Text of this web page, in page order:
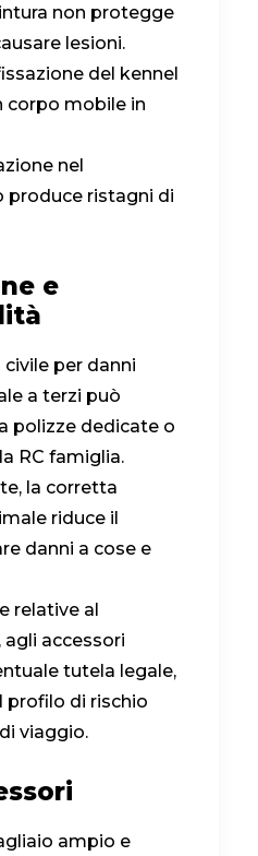
non protegge
lesioni.
del kennel
corpo mobile in
nel
produce ristagni di
e
per danni
a terzi può
polizze dedicate o
RC famiglia.
la corretta
riduce il
danni a cose e
relative al
accessori
tutela legale,
profilo di rischio
viaggio.
ampio e